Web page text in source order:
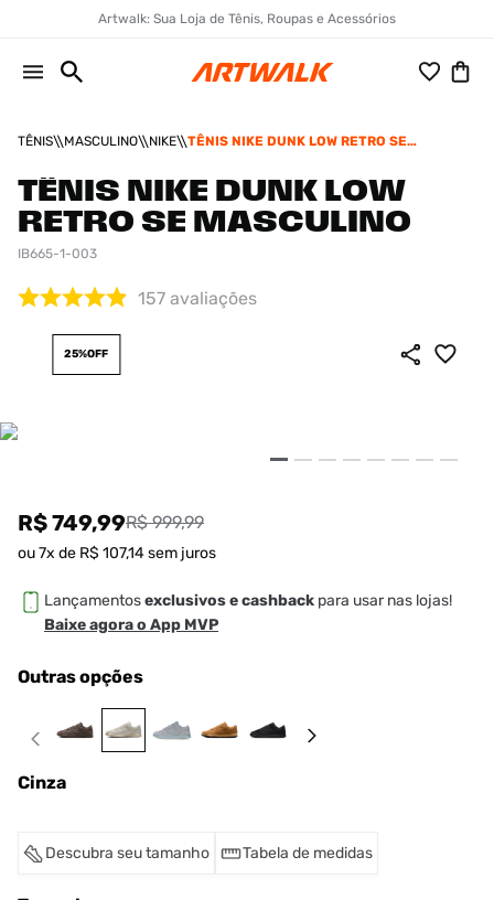
Artwalk: Sua Loja de Tênis, Roupas e Acessórios
TÊNIS MASCULINO NIKE
TÊNIS NIKE DUNK LOW RETRO SE
TÊNIS NIKE DUNK LOW
RETRO SE MASCULINO
IB665-1-003
157 avaliações
25%OFF
R$ 749,99R$ 999,99
ou7x de R$ 107,14sem juros
Lançamentosexclusivos e cashback para usar nas lojas!
Baixe agora o App MVP
Outras opções
Cinza
Descubra seu tamanho Tabela de medidas